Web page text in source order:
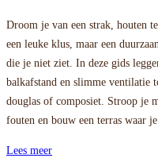
Droom je van een strak, houten
een leuke klus, maar een
die je niet ziet. In deze gids
balkafstand en slimme ventilatie
douglas of composiet. Stroop je
fouten en bouw een terras waar
Lees meer